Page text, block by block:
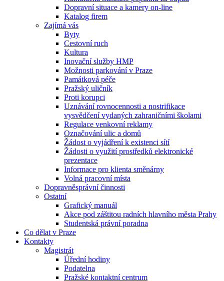
Dopravní situace a kamery on-line
Katalog firem
Zajímá vás
Byty
Cestovní ruch
Kultura
Inovační služby HMP
Možnosti parkování v Praze
Památková péče
Pražský uličník
Proti korupci
Uznávání rovnocennosti a nostrifikace
vysvědčení vydaných zahraničními školami
Regulace venkovní reklamy
Označování ulic a domů
Žádost o vyjádření k existenci sítí
Žádosti o využití prostředků elektronické
prezentace
Informace pro klienta směnárny
Volná pracovní místa
Dopravněsprávní činnosti
Ostatní
Grafický manuál
Akce pod záštitou radních hlavního města Prahy
Studentská právní poradna
Co dělat v Praze
Kontakty
Magistrát
Úřední hodiny
Podatelna
Pražské kontaktní centrum